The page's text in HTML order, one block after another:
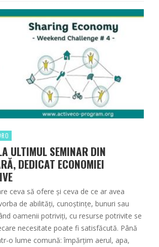
ULTIMUL SEMINAR DIN
DEDICAT ECONOMIEI
ceva să ofere și ceva de ce ar avea
de abilități, cunoștințe, bunuri sau
oamenii potriviți, cu resurse potrivite se
necesitate poate fi satisfăcută. Până
o lume comună: împărțim aerul, apa,